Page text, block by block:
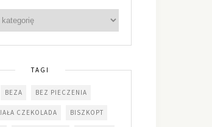
TAGI
BEZA BEZ PIECZENIA
CZEKOLADA BISZKOPT